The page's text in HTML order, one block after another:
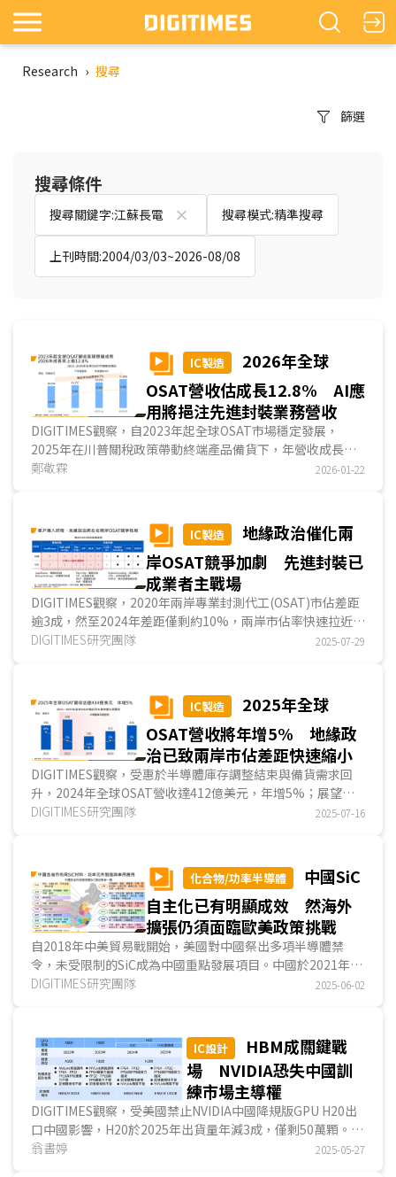
Research › 搜尋
篩選
搜尋條件
搜尋關鍵字:江蘇長電 搜尋模式:精準搜尋
上刊時間:2004/03/03~2026-08/08
IC製造
2026年全球
OSAT營收估成長12.8% AI應
用將挹注先進封裝業務營收
DIGITIMES觀察，自2023年起全球OSAT市場穩定發展，
2025年在川普關稅政策帶動終端產品備貨下，年營收成長
11.6%，達459.2億美元，預期2026年在先進封裝技術量產
鄭敬霖 2026-01-22
IC製造
地緣政治催化兩
岸OSAT競爭加劇 先進封裝已
成業者主戰場
DIGITIMES觀察，2020年兩岸專業封測代工(OSAT)市佔差距
逾3成，然至2024年差距僅剩約10%，兩岸市佔率快速拉近，
反映兩岸競爭格局已產生轉變。中國發展OSAT產業的...
DIGITIMES研究團隊 2025-07-29
IC製造
2025年全球
OSAT營收將年增5% 地緣政
治已致兩岸市佔差距快速縮小
DIGITIMES觀察，受惠於半導體庫存調整結束與備貨需求回
升，2024年全球OSAT營收達412億美元，年增5%；展望
2025年，預估將成長至434億美元，AI與記憶體封測為主要動
DIGITIMES研究團隊 2025-07-16
化合物/功率半導體
中國SiC
自主化已有明顯成效 然海外
擴張仍須面臨歐美政策挑戰
自2018年中美貿易戰開始，美國對中國祭出多項半導體禁
令，未受限制的SiC成為中國重點發展項目。中國於2021年發
布的《中華人民共和國國民經濟和社會發展第十四個五年...
DIGITIMES研究團隊 2025-06-02
IC設計
HBM成關鍵戰
場 NVIDIA恐失中國訓
練市場主導權
DIGITIMES觀察，受美國禁止NVIDIA中國降規版GPU H20出
口中國影響，H20於2025年出貨量年減3成，僅剩50萬顆。此
外，由於HBM規格為H20被禁的主因，未來禁令恐禁...
翁書婷 2025-05-27